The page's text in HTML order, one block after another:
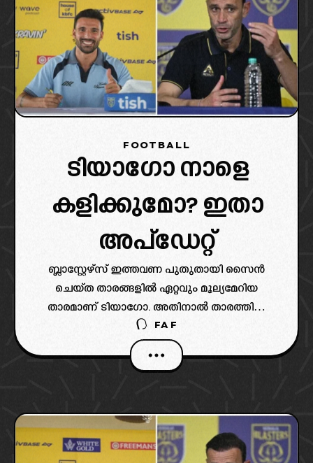
FOOTBALL
ടിയാഗോ നാളെ
കളിക്കുമോ? ഇതാ
അപ്‌ഡേറ്റ്
ബ്ലാസ്റ്റേഴ്‌സ് ഇത്തവണ പുതുതായി സൈൻ
ചെയ്ത താരങ്ങളിൽ ഏറ്റവും മൂല്യമേറിയ
താരമാണ് ടിയാഗോ. അതിനാൽ താരത്തിൽ
ആരാധകർക്ക് പ്രതീക്ഷകളുമുണ്ട്.
FAF